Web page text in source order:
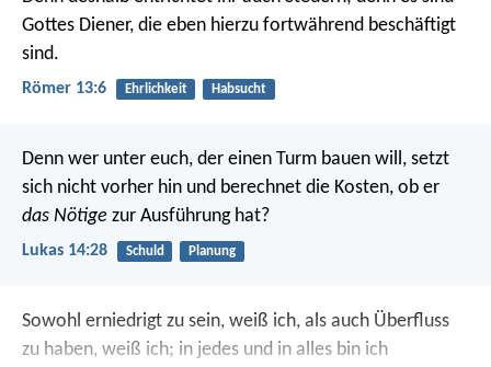
Gottes Diener, die eben hierzu fortwährend beschäftigt
sind.
Römer 13:6 Ehrlichkeit Habsucht
Denn wer unter euch, der einen Turm bauen will, setzt
sich nicht vorher hin und berechnet die Kosten, ob er
das Nötige zur Ausführung hat?
Lukas 14:28 Schuld Planung
Sowohl erniedrigt zu sein, weiß ich, als auch Überfluss
zu haben, weiß ich; in jedes und in alles bin ich